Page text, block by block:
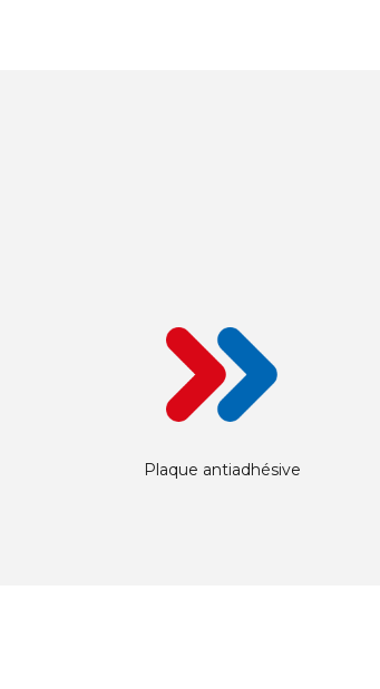
Plaque antiadhésive